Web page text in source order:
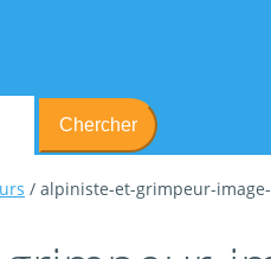
Chercher
/ alpiniste-et-grimpeur-